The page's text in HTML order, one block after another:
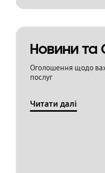
Новини та
Оголошення щодо
послуг
Читати далі